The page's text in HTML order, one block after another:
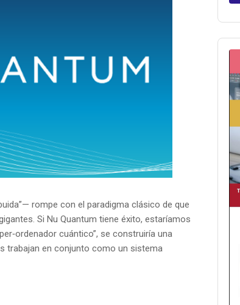
rompe con el paradigma clásico de que
Si Nu Quantum tiene éxito, estaríamos
cuántico”, se construiría una
trabajan en conjunto como un sistema